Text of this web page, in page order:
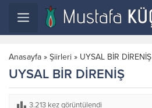
Anasayfa » Şiirleri » UYSAL BİR DİRENİŞ
UYSAL BİR DİRENİŞ
3.213 kez görüntülendi